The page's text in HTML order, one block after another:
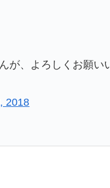
が、よろしくお願い
2018